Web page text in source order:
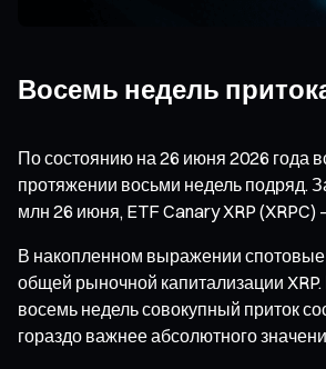
Восемь недель
По состоянию на 26 июня 2026 года
протяжении восьми недель подряд.
млн 26 июня, ETF Canary XRP
В накопленном выражении спотовые
общей рыночной капитализации
восемь недель совокупный приток
гораздо важнее абсолютного